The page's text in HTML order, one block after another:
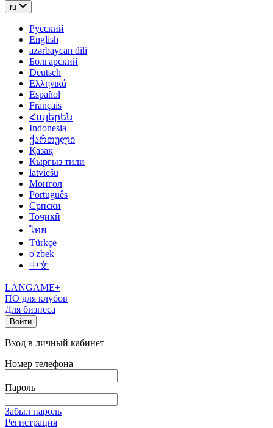
ru
Русский
English
azərbaycan dili
Болгарский
Deutsch
Ελληνικά
Español
Français
Հայերեն
Indonesia
ქართული
Қазақ
Кыргыз тили
latviešu
Монгол
Português
Српски
Тоҷикӣ
ไทย
Türkçe
o'zbek
中文
LANGAME+
ПО для клубов
Для бизнеса
Войти
Вход в личный кабинет
Номер телефона
Пароль
Забыл пароль
Регистрация